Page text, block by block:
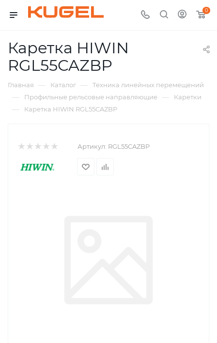
0
Каретка HIWIN
RGL55CAZBP
Главная — Каталог — Техника линейных перемещений
— Профильные рельсовые направляющие — Каретки
— Каретка HIWIN RGL55CAZBP
Артикул: RGL55CAZBP